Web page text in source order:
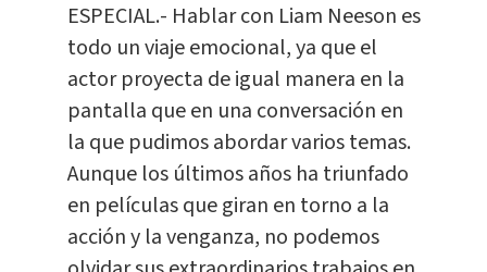
ESPECIAL.- Hablar con Liam Neeson es
todo un viaje emocional, ya que el
actor proyecta de igual manera en la
pantalla que en una conversación en
la que pudimos abordar varios temas.
Aunque los últimos años ha triunfado
en películas que giran en torno a la
acción y la venganza, no podemos